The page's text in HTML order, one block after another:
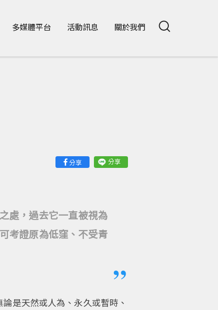
多媒體平台 活動訊息 關於我們
分享 分享
處，過去它一直被視為
考證原為低窪、不受青
是天然或人為、永久或暫時、